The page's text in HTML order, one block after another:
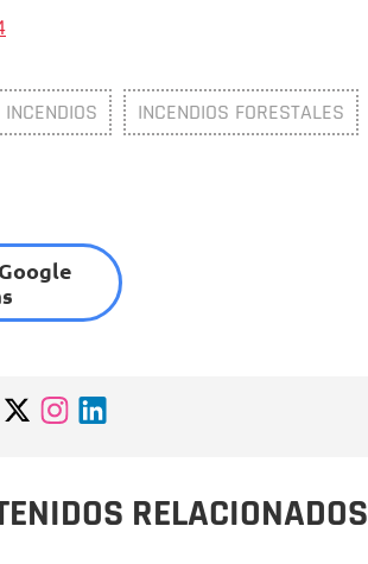
INCENDIOS INCENDIOS FORESTALES
RELACIONADOS